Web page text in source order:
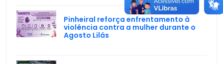
Pinheiral reforça enfrentamento à
violência contra a mulher durante o
Agosto Lilás